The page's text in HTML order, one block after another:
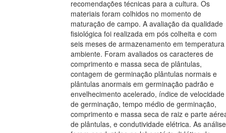
recomendações técnicas para a cultura. Os
materiais foram colhidos no momento de
maturação de campo. A avaliação da qualidade
fisiológica foi realizada em pós colheita e com
seis meses de armazenamento em temperatura
ambiente. Foram avaliados os caracteres de
comprimento e massa seca de plântulas,
contagem de germinação plântulas normais e
plântulas anormais em germinação padrão e
envelhecimento acelerado, índice de velocidade
de germinação, tempo médio de germinação,
comprimento e massa seca de raiz e parte
de plântulas, e condutividade elétrica. As